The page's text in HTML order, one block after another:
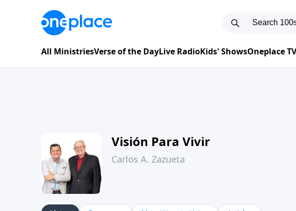
All MinistriesVerse of the DayLive RadioKids' ShowsOneplace TV
Visión Para Vivir
Carlos A. Zazueta